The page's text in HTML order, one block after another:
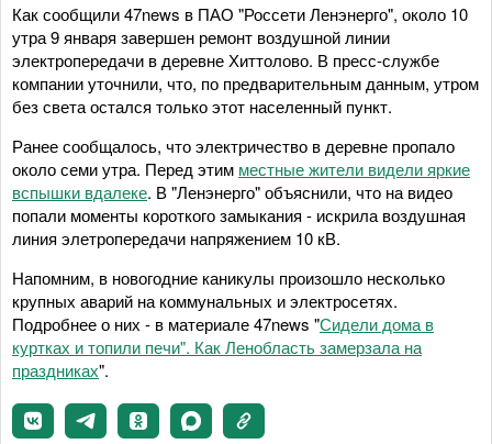
Как сообщили 47news в ПАО "Россети Ленэнерго", около 10
утра 9 января завершен ремонт воздушной линии
электропередачи в деревне Хиттолово. В пресс-службе
компании уточнили, что, по предварительным данным, утром
без света остался только этот населенный пункт.
Ранее сообщалось, что электричество в деревне пропало
около семи утра. Перед этим местные жители видели яркие
вспышки вдалеке. В "Ленэнерго" объяснили, что на видео
попали моменты короткого замыкания - искрила воздушная
линия элетропередачи напряжением 10 кВ.
Напомним, в новогодние каникулы произошло несколько
крупных аварий на коммунальных и электросетях.
Подробнее о них - в материале 47news "Сидели дома в
куртках и топили печи". Как Ленобласть замерзала на
праздниках".